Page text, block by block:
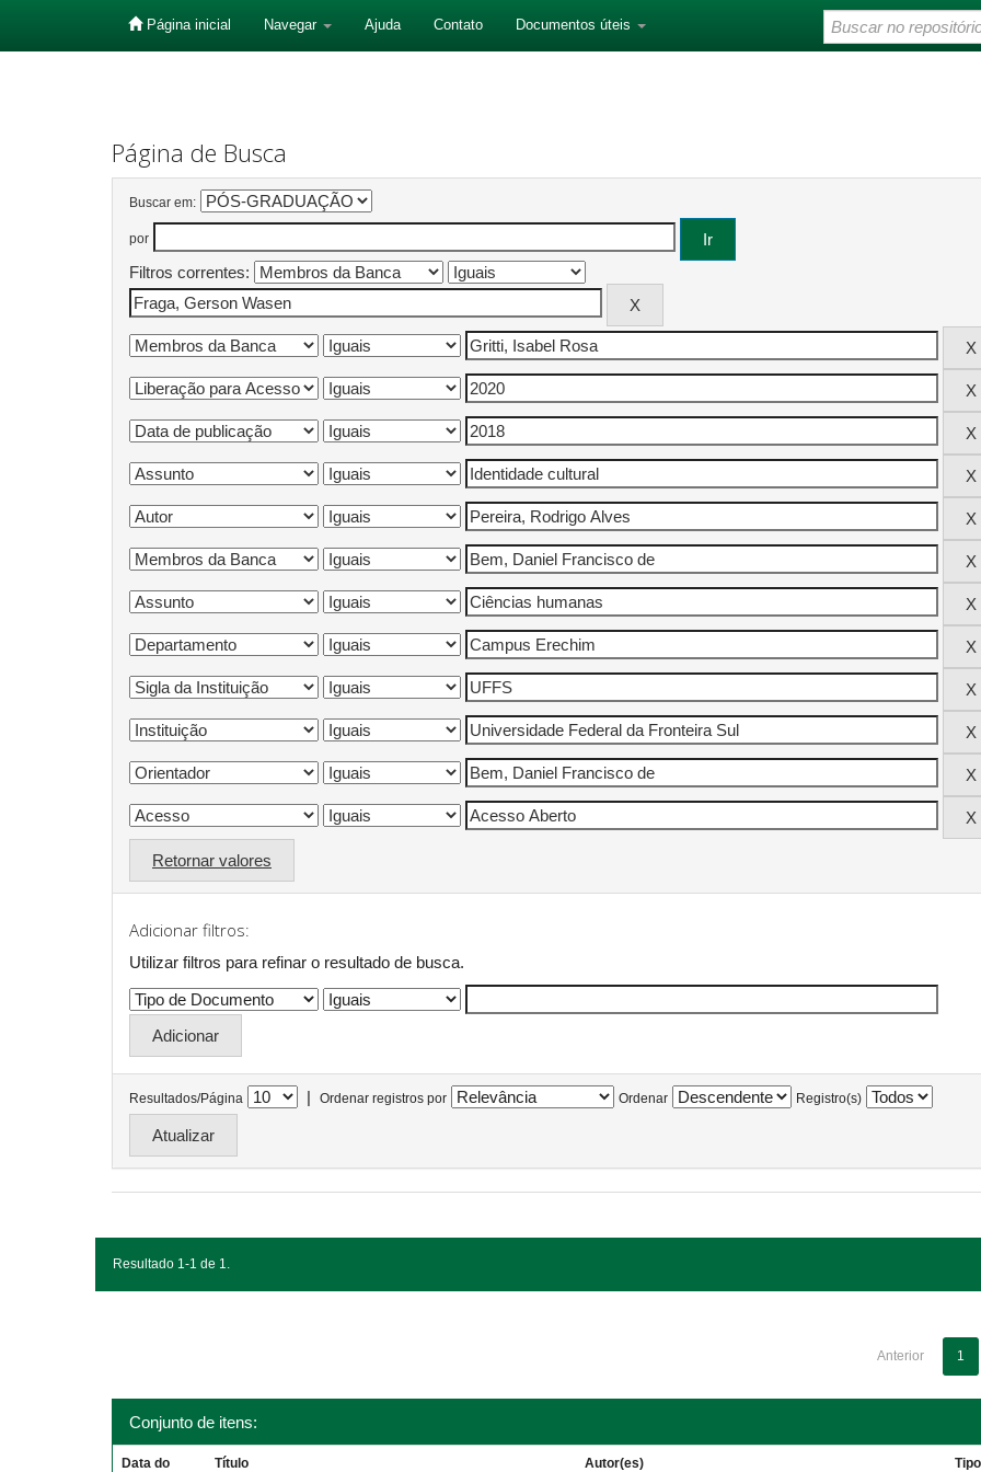
Página inicial Navegar Ajuda Contato Documentos úteis
Página de Busca
Buscar em:
por
Filtros correntes:
Retornar valores
Adicionar filtros:
Utilizar filtros para refinar o resultado de busca.
Resultados/Página | Ordenar registros por Ordenar Registro(s)
Resultado 1-1 de 1.
Anterior 1
Conjunto de itens:
Data do Título Autor(es) Tipo